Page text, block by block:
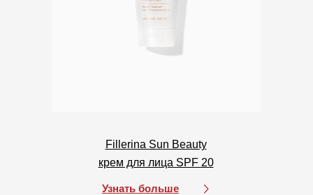
Узнать больше
Fillerina Sun Beauty
крем для лица SPF 20